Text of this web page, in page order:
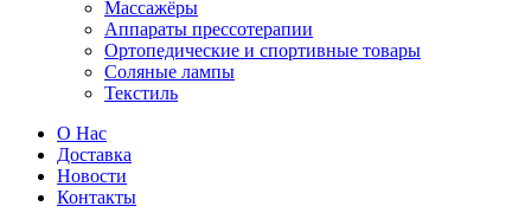
Массажёры
Аппараты прессотерапии
Ортопедические и спортивные товары
Соляные лампы
Текстиль
О Нас
Доставка
Новости
Контакты